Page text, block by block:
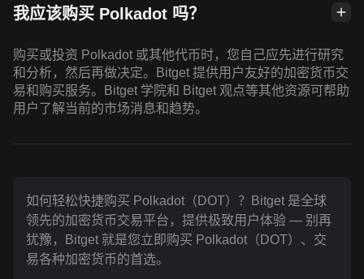
我应该购买 Polkadot 吗？
购买或投资 Polkadot 或其他代币时，您自己应先进行研究
和分析，然后再做决定。Bitget 提供用户友好的加密货币交
易和购买服务。Bitget 学院和 Bitget 观点等其他资源可帮助
用户了解当前的市场消息和趋势。
如何轻松快捷购买 Polkadot（DOT）？Bitget 是全球
领先的加密货币交易平台，提供极致用户体验 — 别再
犹豫，Bitget 就是您立即购买 Polkadot（DOT）、交
易各种加密货币的首选。